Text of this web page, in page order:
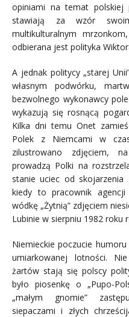
opiniami na temat polskiej
stawiają za wzór
multikulturalnym
odbierana jest polityka
A jednak politycy „starej
własnym podwórku,
bezwolnego wykonawcy
wykazują się rosnącą
Kilka dni temu Onet
Polek z Niemcami w
zilustrowano zdjęciem,
prowadzą Polki na
stanie uciec od skojarzenia
kiedy to pracownik agencji
wódkę „Żytnią” zdjęciem
Lubinie w sierpniu 1982 roku
Niemieckie poczucie
umiarkowanej lotności.
żartów stają się polscy
było piosenkę o „Pupo-
„małym gnomie”
siepaczami i złych